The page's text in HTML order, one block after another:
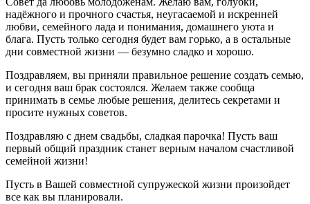
надёжного и прочного счастья, неугасаемой и искренней
любви, семейного лада и понимания, домашнего уюта и
блага. Пусть только сегодня будет вам горько, а в остальные
дни совместной жизни — безумно сладко и хорошо.
Поздравляем, вы приняли правильное решение создать семью,
и сегодня ваш брак состоялся. Желаем также сообща
принимать в семье любые решения, делитесь секретами и
просите нужных советов.
Поздравляю с днем свадьбы, сладкая парочка! Пусть ваш
первый общий праздник станет верным началом счастливой
семейной жизни!
Пусть в Вашей совместной супружеской жизни произойдет
все как вы планировали.